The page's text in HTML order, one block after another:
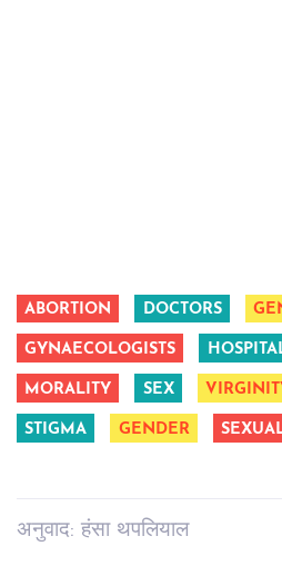
ABORTION DOCTORS
GYNAECOLOGISTS
MORALITY SEX
STIGMA GENDER
अनुवाद: हंसा थपलियाल